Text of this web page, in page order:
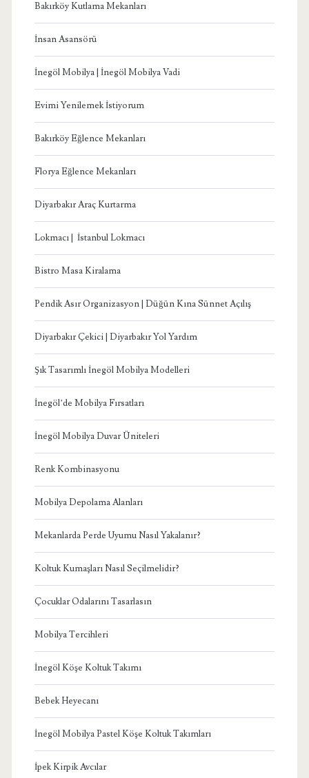
Bakırköy Kutlama Mekanları
İnsan Asansörü
İnegöl Mobilya | İnegöl Mobilya Vadi
Evimi Yenilemek İstiyorum
Bakırköy Eğlence Mekanları
Florya Eğlence Mekanları
Diyarbakır Araç Kurtarma
Lokmacı | İstanbul Lokmacı
Bistro Masa Kiralama
Pendik Asır Organizasyon | Düğün Kına Sünnet Açılış
Diyarbakır Çekici | Diyarbakır Yol Yardım
Şık Tasarımlı İnegöl Mobilya Modelleri
İnegöl’de Mobilya Fırsatları
İnegöl Mobilya Duvar Üniteleri
Renk Kombinasyonu
Mobilya Depolama Alanları
Mekanlarda Perde Uyumu Nasıl Yakalanır?
Koltuk Kumaşları Nasıl Seçilmelidir?
Çocuklar Odalarını Tasarlasın
Mobilya Tercihleri
İnegöl Köşe Koltuk Takımı
Bebek Heyecanı
İnegöl Mobilya Pastel Köşe Koltuk Takımları
İpek Kirpik Avcılar